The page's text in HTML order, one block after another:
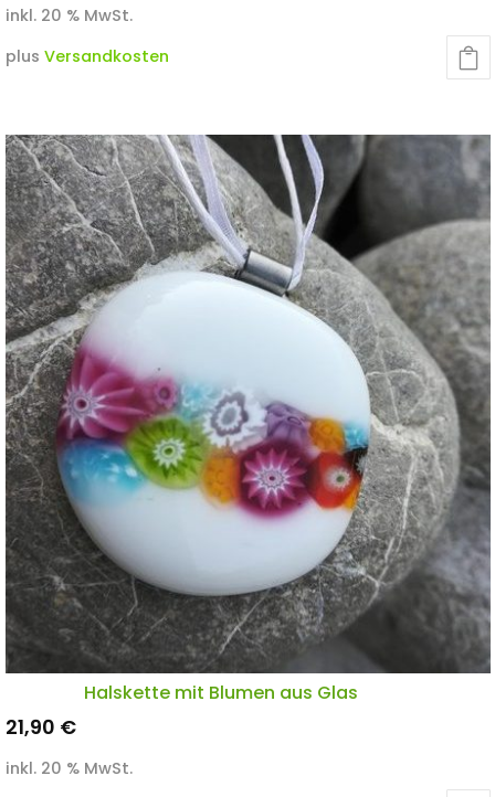
inkl. 20 % MwSt.
plus Versandkosten
Halskette mit Blumen aus Glas
21,90 €
inkl. 20 % MwSt.